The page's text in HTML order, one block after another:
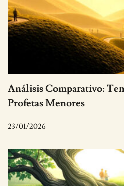
Análisis Comparativo:
Profetas Menores
23/01/2026